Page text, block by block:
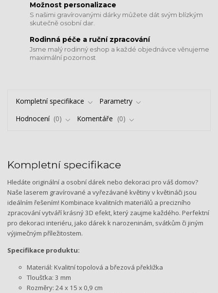
Možnost personalizace
S našimi gravírovanými dárky můžete dát svým blízkým
skutečně osobní dar.
​​​​​​​Rodinná péče a ruční zpracování
Jsme malý rodinný eshop a každé objednávce věnujeme
maximální pozornost
Kompletní specifikace
Parametry
Hodnocení
0 Komentáře 0
Kompletní specifikace
Hledáte originální a osobní dárek nebo dekoraci pro váš domov?
Naše laserem gravírované a vyřezávané květiny v květináči jsou
ideálním řešením! Kombinace kvalitních materiálů a precizního
zpracování vytváří krásný 3D efekt, který zaujme každého. Perfektní
pro dekoraci interiéru, jako dárek k narozeninám, svátkům či jiným
výjimečným příležitostem.
Specifikace produktu:
Materiál: Kvalitní topolová a březová překližka
Tloušťka: 3 mm
Rozměry: 24 x 15 x 0,9 cm